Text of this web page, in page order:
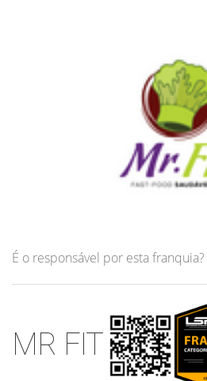
É o responsável por esta franquia?
MR FIT